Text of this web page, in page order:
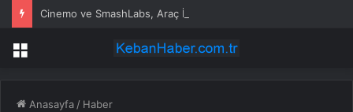
Menü
Anasayfa / Haber